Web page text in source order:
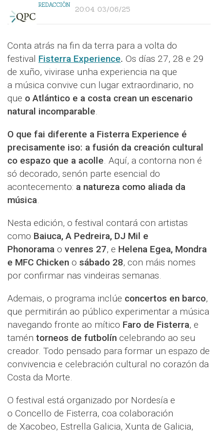
REDACCIÓN 20:04 03/06/25
Conta atrás na fin da terra para a volta do
festival Fisterra Experience. Os días 27, 28 e 29
de xuño, vivirase unha experiencia na que
a música convive cun lugar extraordinario, no
que o Atlántico e a costa crean un escenario
natural incomparable.
O que fai diferente a Fisterra Experience é
precisamente iso: a fusión da creación cultural
co espazo que a acolle. Aquí, a contorna non é
só decorado, senón parte esencial do
acontecemento: a natureza como aliada da
música.
Nesta edición, o festival contará con artistas
como Baiuca, A Pedreira, DJ Mil e
Phonorama o venres 27, e Helena Egea, Mondra
e MFC Chicken o sábado 28, con máis nomes
por confirmar nas vindeiras semanas.
Ademais, o programa inclúe concertos en barco,
que permitirán ao público experimentar a música
navegando fronte ao mítico Faro de Fisterra, e
tamén torneos de futbolín celebrando ao seu
creador. Todo pensado para formar un espazo de
convivencia e celebración cultural no corazón da
Costa da Morte.
O festival está organizado por Nordesía e
o Concello de Fisterra, coa colaboración
de Xacobeo, Estrella Galicia, Xunta de Galicia,